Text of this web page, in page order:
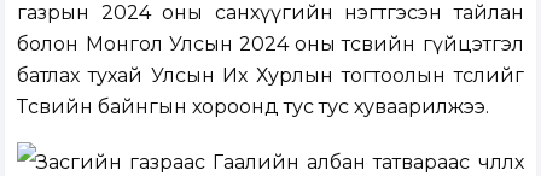
газрын 2024 оны санхүүгийн нэгтгэсэн тайлан
болон Монгол Улсын 2024 оны төсвийн гүйцэтгэл
батлах тухай Улсын Их Хурлын тогтоолын төслийг
Төсвийн байнгын хороонд тус тус хуваарилжээ.
Засгийн газраас Гаалийн албан татвараас чөлөөлөх